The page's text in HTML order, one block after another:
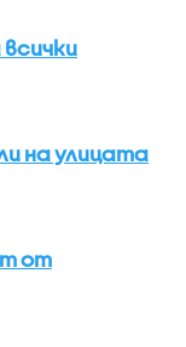
на улицата
от